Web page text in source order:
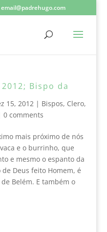
email@padrehugo.com
Bispo da
15, 2012| Bispos, Clero,
0 comments
mais próximo de nós
e o burrinho, que
e mesmo o espanto da
Deus feito Homem, é
Belém. E também o